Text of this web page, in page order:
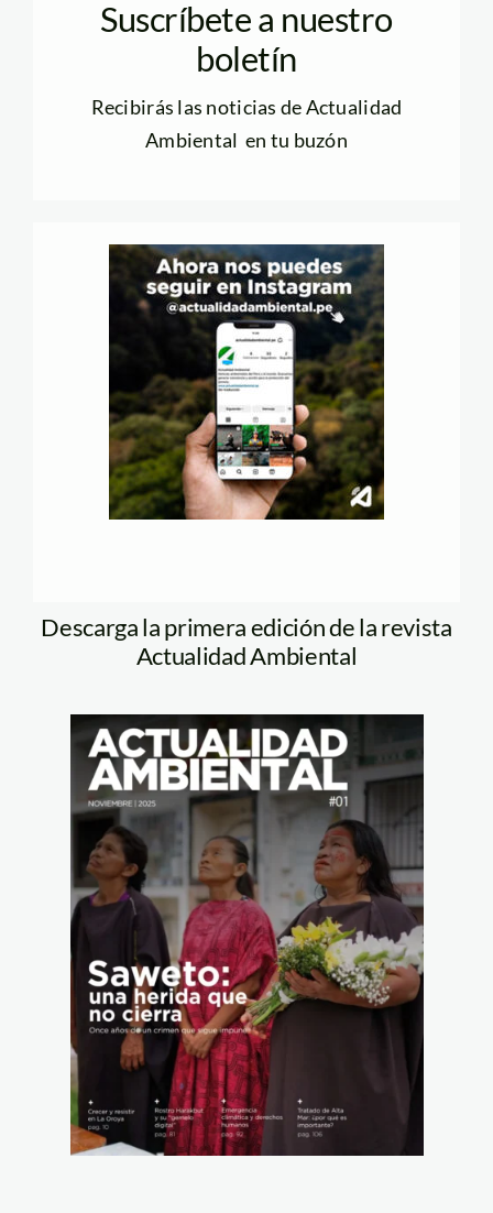
Suscríbete a nuestro
boletín
Recibirás las noticias de Actualidad
Ambiental en tu buzón
Descarga la primera edición de la revista
Actualidad Ambiental